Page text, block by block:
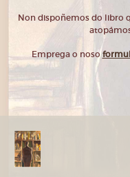
Non dispoñemos do libro
Emprega o noso